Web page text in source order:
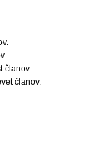
članov.
članov.